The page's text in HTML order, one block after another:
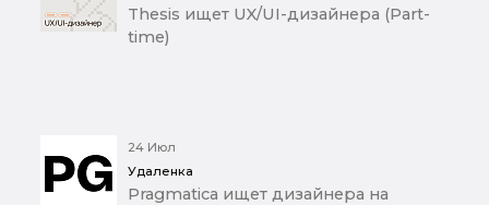
Thesis ищет UX/UI-дизайнера (Part-
time)
24 Июл
Удаленка
Pragmatica ищет дизайнера на